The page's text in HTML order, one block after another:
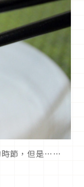
時節，但是……